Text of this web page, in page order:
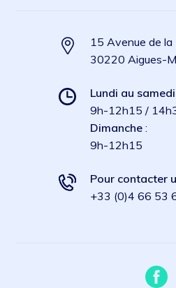
15 Avenue de la
30220 Aigues-
Lundi au samedi
9h-12h15 /
Dimanche :
9h-12h15
Pour contacter
+33 (0)4 66 53